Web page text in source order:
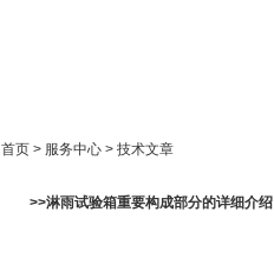
首页 > 服务中心 > 技术文章
>>淋雨试验箱重要构成部分的详细介绍